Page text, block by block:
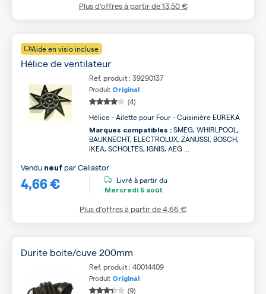
Plus d’offres à partir de13,50 €
Aide en visio incluse
Hélice de ventilateur
Ref. produit : 39290137
Produit Original
(4)
Hélice - Ailette pour Four - Cuisinière EUREKA
Marques compatibles : SMEG, WHIRLPOOL,
BAUKNECHT, ELECTROLUX, ZANUSSI, BOSCH,
IKEA, SCHOLTES, IGNIS, AEG ...
4,66 €
Vendu neuf parCellastor
Livré à partir du
Mercredi 5 août
Plus d’offres à partir de4,66 €
Durite boite/cuve 200mm
Ref. produit : 40014409
Produit Original
(9)